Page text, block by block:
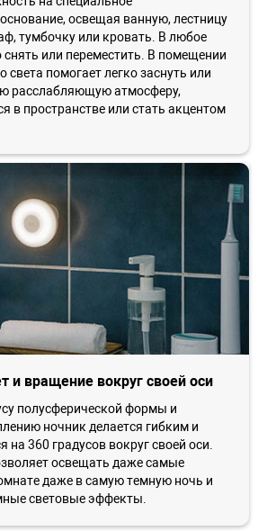
освещая ванную, лестницу
тумбочку или кровать. В любое
или переместить. В помещении
света помогает легко заснуть или
расслабляющую атмосферу,
в пространстве или стать акцентом
и вращение вокруг своей оси
полусферической формы и
ночник делается гибким и
360 градусов вокруг своей оси.
освещать даже самые
даже в самую темную ночь и
световые эффекты.